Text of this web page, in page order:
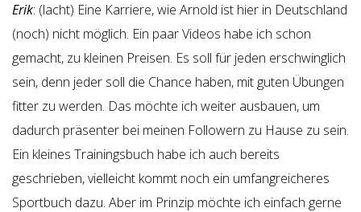
Erik: (lacht) Eine Karriere, wie Arnold ist hier in Deutschland
(noch) nicht möglich. Ein paar Videos habe ich schon
gemacht, zu kleinen Preisen. Es soll für jeden erschwinglich
sein, denn jeder soll die Chance haben, mit guten Übungen
fitter zu werden. Das möchte ich weiter ausbauen, um
dadurch präsenter bei meinen Followern zu Hause zu sein.
Ein kleines Trainingsbuch habe ich auch bereits
geschrieben, vielleicht kommt noch ein umfangreicheres
Sportbuch dazu. Aber im Prinzip möchte ich einfach gerne